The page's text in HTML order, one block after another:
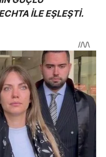
İLE EŞLEŞTİ.